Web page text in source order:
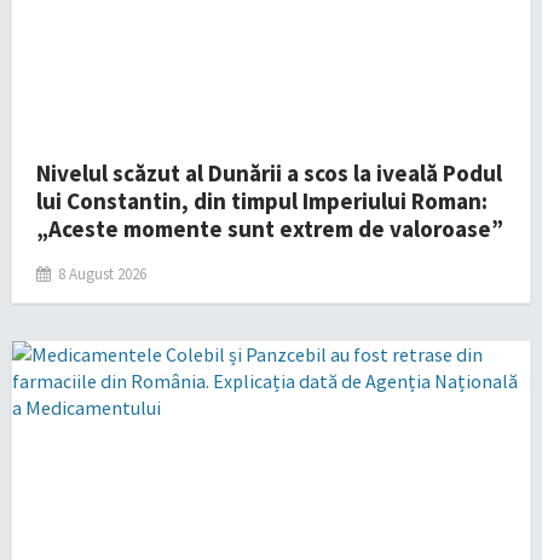
Nivelul scăzut al Dunării a scos la iveală Podul
lui Constantin, din timpul Imperiului Roman:
„Aceste momente sunt extrem de valoroase”
8 August 2026